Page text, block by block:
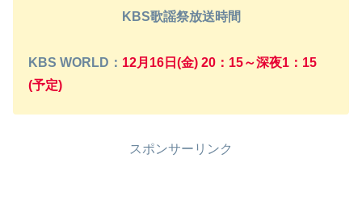
KBS歌謡祭放送時間
KBS WORLD： 12月16日(金) 20：15～深夜1：15
(予定)
スポンサーリンク